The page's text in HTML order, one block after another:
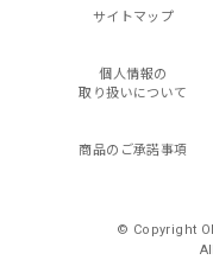
サイトマップ
個人情報の
取り扱いについて
商品のご承諾事項
© Copyright